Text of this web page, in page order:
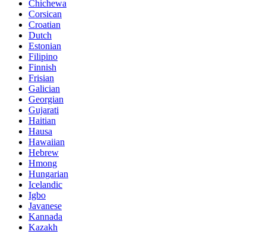
Chichewa
Corsican
Croatian
Dutch
Estonian
Filipino
Finnish
Frisian
Galician
Georgian
Gujarati
Haitian
Hausa
Hawaiian
Hebrew
Hmong
Hungarian
Icelandic
Igbo
Javanese
Kannada
Kazakh